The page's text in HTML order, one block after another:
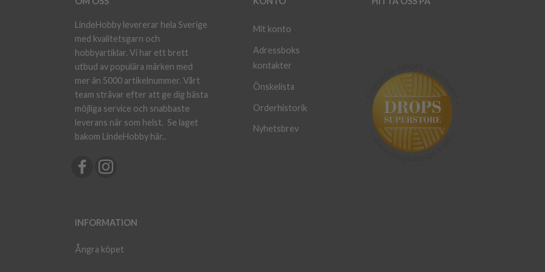
LindeHobby levererar hela Sverige
med kvalitetsgarn och
hobbyartiklar. Vi har ett brett
utbud av populära märken med
mer än 5000 artikelnummer. Vårt
team strävar efter att ge dig bästa
möjliga service och snabbaste
leverans när som helst. Se laget
bakom LindeHobby här..
INFORMATION
Ångra köpet
Mit konto
Adressboks
kontakter
Önskelista
Orderhistorik
Nyhetsbrev